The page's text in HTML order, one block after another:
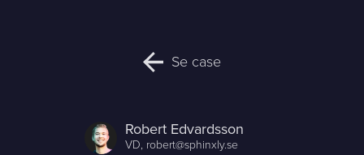
Se case
Robert Edvardsson
VD, robert@sphinxly.se